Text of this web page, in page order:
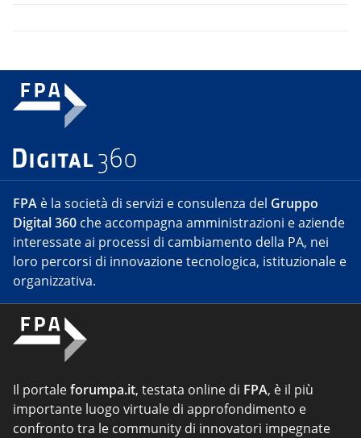
FPA è la società di servizi e consulenza del Gruppo
Digital 360 che accompagna amministrazioni e aziende
interessate ai processi di cambiamento della PA, nei
loro percorsi di innovazione tecnologica, istituzionale e
organizzativa.
Il portaleforumpa.it, testata online di FPA, è il più
importante luogo virtuale di approfondimento e
confronto tra le community di innovatori impegnate